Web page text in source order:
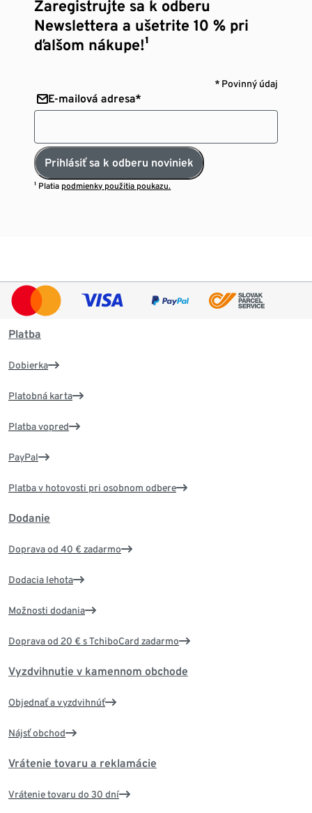
Zaregistrujte sa k odberu
Newslettera a ušetrite 10 % pri
ďalšom nákupe!¹
* Povinný údaj
E-mailová adresa*
Prihlásiť sa k odberu noviniek
¹ Platia podmienky použitia poukazu.
Platba
Dobierka
Platobná karta
Platba vopred
PayPal
Platba v hotovosti pri osobnom odbere
Dodanie
Doprava od 40 € zadarmo
Dodacia lehota
Možnosti dodania
Doprava od 20 € s TchiboCard zadarmo
Vyzdvihnutie v kamennom obchode
Objednať a vyzdvihnúť
Nájsť obchod
Vrátenie tovaru a reklamácie
Vrátenie tovaru do 30 dní